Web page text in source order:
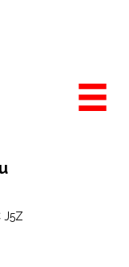
J5Z